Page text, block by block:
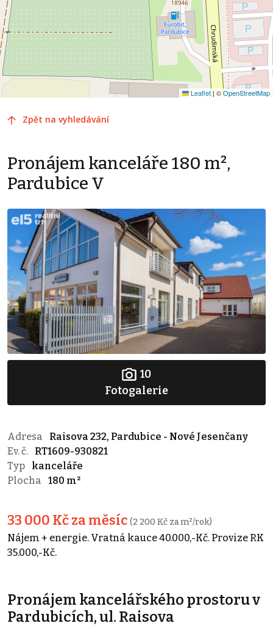
Leaflet | ©OpenStreetMap
Zpět na vyhledávání
Pronájem kanceláře 180 m²,
Pardubice V
10
Fotogalerie
Adresa
Raisova 232, Pardubice - Nové Jesenčany
Ev. č.
RT1609-930821
Typ
kanceláře
Plocha
180 m²
33 000 Kč za měsíc (2 200 Kč za m²/rok)
Nájem + energie. Vratná kauce 40.000,-Kč. Provize RK
35.000,-Kč.
Pronájem kancelářského prostoru v
Pardubicích, ul. Raisova